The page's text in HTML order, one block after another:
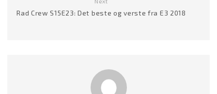
Rad Crew S15E23: Det beste og verste fra E3 2018